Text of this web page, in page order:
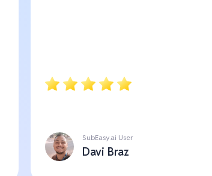
SubEasy.ai User
Davi Braz